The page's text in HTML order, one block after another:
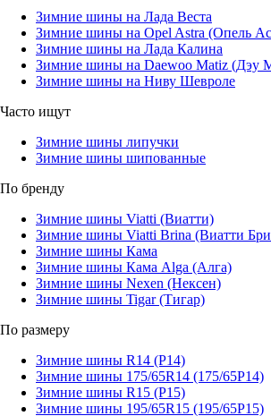
Зимние шины на Лада Веста
Зимние шины на Opel Astra (Опель
Зимние шины на Лада Калина
Зимние шины на Daewoo Matiz (Дэу
Зимние шины на Ниву Шевроле
Часто ищут
Зимние шины липучки
Зимние шины шипованные
По бренду
Зимние шины Viatti (Виатти)
Зимние шины Viatti Brina (Виатти
Зимние шины Кама
Зимние шины Кама Alga (Алга)
Зимние шины Nexen (Нексен)
Зимние шины Tigar (Тигар)
По размеру
Зимние шины R14 (Р14)
Зимние шины 175/65R14 (175/65Р14)
Зимние шины R15 (Р15)
Зимние шины 195/65R15 (195/65Р15)